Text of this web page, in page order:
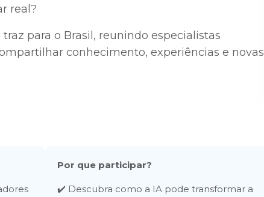
real?
traz para o Brasil, reunindo especialistas
conhecimento, experiências e novas
Por que participar?
✔️ Descubra como a IA pode transformar a